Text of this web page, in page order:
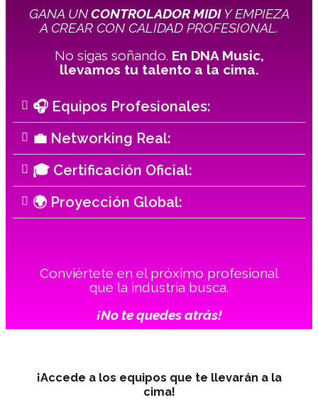
GANA UNCONTROLADOR MIDI Y EMPIEZA
A CREAR CON CALIDAD PROFESIONAL.
No sigas soñando. En DNA Music,
llevamos tu talento a la cima.
🎧 Equipos Profesionales:
💼 Networking Real:
🎓 Certificación Oficial:
🌍 Proyección Global:
Conviértete en el próximo profesional
que la industria busca.
¡No te quedes atrás!
¡Accede a los equipos que te llevarán a la
cima!